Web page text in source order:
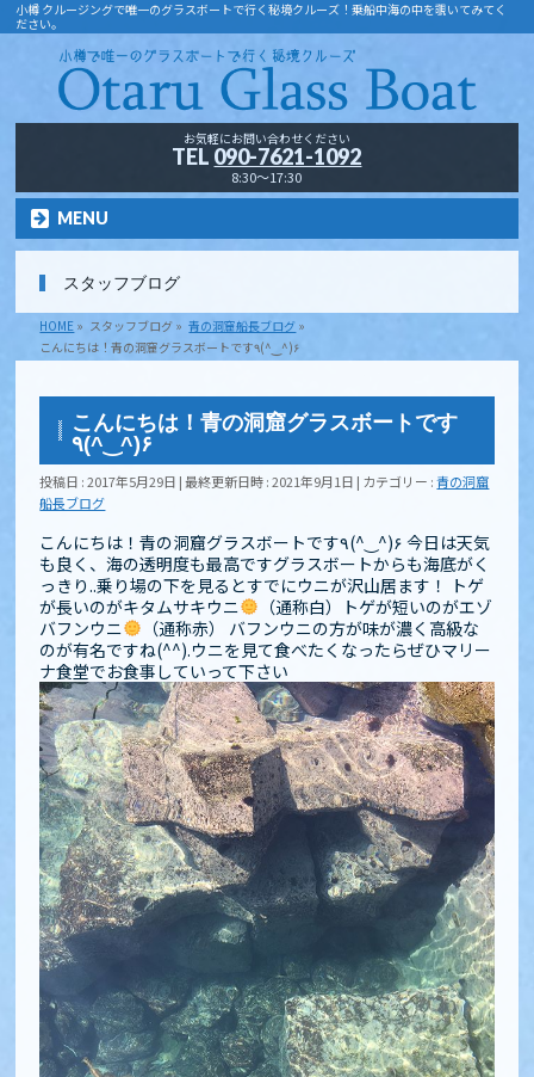
小樽 クルージングで唯一のグラスボートで行く秘境クルーズ！乗船中海の中を覗いてみてく
ださい。
お気軽にお問い合わせください
TEL 090-7621-1092
8:30～17:30
MENU
スタッフブログ
HOME » スタッフブログ » 青の洞窟船長ブログ »
こんにちは！青の洞窟グラスボートです٩(^‿^)۶
こんにちは！青の洞窟グラスボートです
٩(^‿^)۶
投稿日 : 2017年5月29日 最終更新日時 : 2021年9月1日 カテゴリー :青の洞窟
船長ブログ
こんにちは！青の洞窟グラスボートです٩(^‿^)۶ 今日は天気
も良く、海の透明度も最高です️グラスボートからも海底がく
っきり..乗り場の下を見るとすでにウニが沢山居ます！ トゲ
が長いのがキタムサキウニ
（通称白）トゲが短いのがエゾ
バフンウニ
（通称赤） バフンウニの方が味が濃く高級な
のが有名ですね(^^).ウニを見て食べたくなったらぜひマリー
ナ食堂でお食事していって下さい️